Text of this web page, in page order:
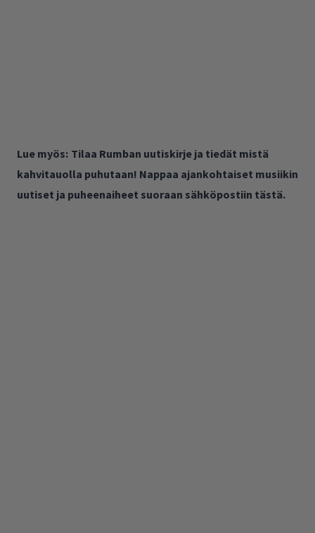
Lue myös: Tilaa Rumban uutiskirje ja tiedät mistä
kahvitauolla puhutaan! Nappaa ajankohtaiset musiikin
uutiset ja puheenaiheet suoraan sähköpostiin tästä.